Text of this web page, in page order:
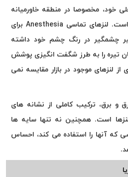
خود، مخصوصا در منطقه خاورمیانه
رنج می برند، ایده آل کرده است. لنزهای تماسی Anesthesia برای
چشمگیر در رنگ چشم خود داشته
تیره را به طرز شگفت انگیزی پوشش
لنزهای موجود در بازار مقایسه نمی
و برق، ترکیب کاملی از نشانه های
است. همچنین نه تنها سایه ها
که آنها را استفاده می کند، احساس